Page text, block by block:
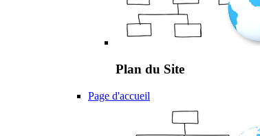
Plan du Site
Page d'accueil